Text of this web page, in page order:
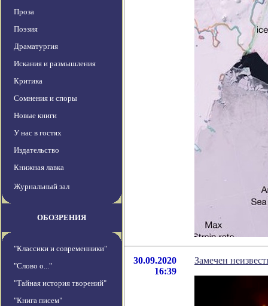
Проза
Поэзия
Драматургия
Искания и размышления
Критика
Сомнения и споры
Новые книги
У нас в гостях
Издательство
Книжная лавка
Журнальный зал
ОБОЗРЕНИЯ
"Классики и современники"
"Слово о..."
"Тайная история творений"
"Книга писем"
30.09.2020
16:39
Замечен